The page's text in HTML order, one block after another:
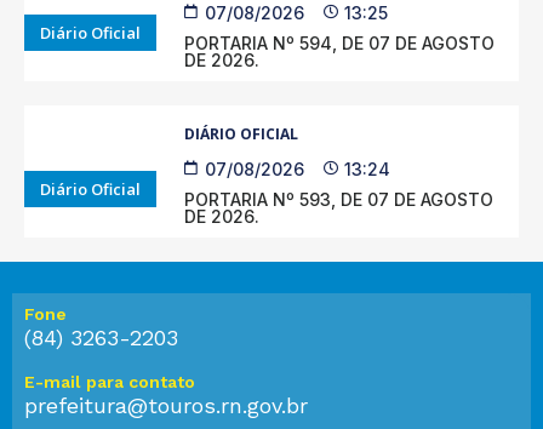
Diário Oficial
07/08/2026
13:25
PORTARIA Nº 594, DE 07 DE AGOSTO
DE 2026.
Diário Oficial
DIÁRIO OFICIAL
07/08/2026
13:24
PORTARIA Nº 593, DE 07 DE AGOSTO
DE 2026.
Fone
(84) 3263-2203
E-mail para contato
prefeitura@touros.rn.gov.br